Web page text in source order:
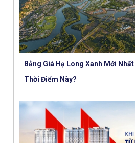
Bảng Giá Hạ Long Xanh Mới
Thời Điểm Này?